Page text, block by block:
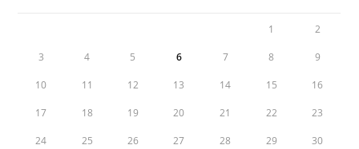
1 2
3 4 5 6 7 8 9
10 11 12 13 14 15 16
17 18 19 20 21 22 23
24 25 26 27 28 29 30